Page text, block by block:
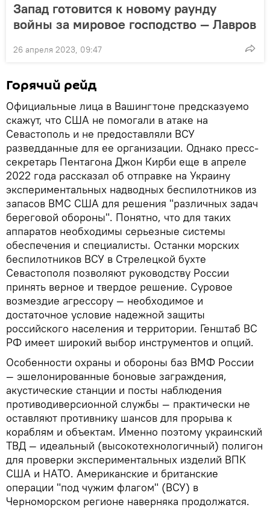
Запад готовится к новому раунду
войны за мировое господство — Лавров
26 апреля 2023, 09:47
Горячий рейд
Официальные лица в Вашингтоне предсказуемо
скажут, что США не помогали в атаке на
Севастополь и не предоставляли ВСУ
разведданные для ее организации. Однако пресс-
секретарь Пентагона Джон Кирби еще в апреле
2022 года рассказал об отправке на Украину
экспериментальных надводных беспилотников из
запасов ВМС США для решения "различных задач
береговой обороны". Понятно, что для таких
аппаратов необходимы серьезные системы
обеспечения и специалисты. Останки морских
беспилотников ВСУ в Стрелецкой бухте
Севастополя позволяют руководству России
принять верное и твердое решение. Суровое
возмездие агрессору — необходимое и
достаточное условие надежной защиты
российского населения и территории. Генштаб ВС
РФ имеет широкий выбор инструментов и опций.
Особенности охраны и обороны баз ВМФ России
— эшелонированные боновые заграждения,
акустические станции и посты наблюдения
противодиверсионной службы — практически не
оставляют противнику шансов для прорыва к
кораблям и объектам. Именно поэтому украинский
ТВД — идеальный (высокотехнологичный) полигон
для проверки экспериментальных изделий ВПК
США и НАТО. Американские и британские
операции "под чужим флагом" (ВСУ) в
Черноморском регионе наверняка продолжатся.